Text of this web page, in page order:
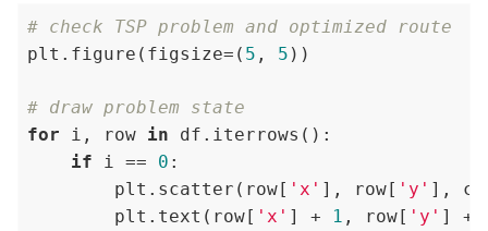
# check TSP problem and optimized route
plt.figure(figsize=( 5 , 5 ))
# draw problem state
for i, row in df.iterrows():
if i == 0 :
        plt.scatter(row[
'x' ], row[ 'y' ], c=
        plt.text(row[
'x' ] + 1 , row[ 'y' ] +